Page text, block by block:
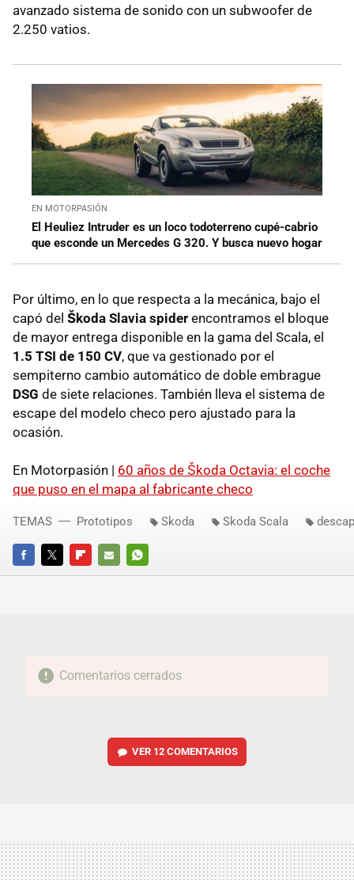
avanzado sistema de sonido con un subwoofer de
2.250 vatios.
EN MOTORPASIÓN
El Heuliez Intruder es un loco todoterreno cupé-cabrio
que esconde un Mercedes G 320. Y busca nuevo hogar
Por último, en lo que respecta a la mecánica, bajo el
capó del Škoda Slavia spider encontramos el bloque
de mayor entrega disponible en la gama del Scala, el
1.5 TSI de 150 CV, que va gestionado por el
sempiterno cambio automático de doble embrague
DSG de siete relaciones. También lleva el sistema de
escape del modelo checo pero ajustado para la
ocasión.
En Motorpasión | 60 años de Škoda Octavia: el coche
que puso en el mapa al fabricante checo
FACEBOOKTWITTERFLIPBOARD
E-
WHATSAPP
TEMAS Prototipos Skoda Skoda Scala
Comentarios cerrados
VER 12 COMENTARIOS